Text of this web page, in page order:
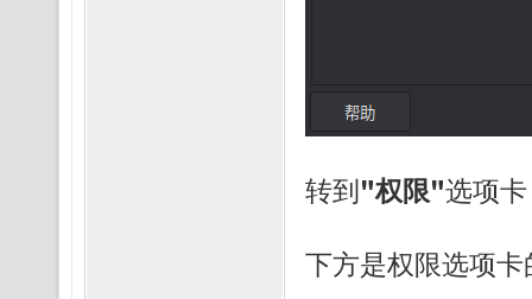
转到 "权限"选项
下方是权限选项